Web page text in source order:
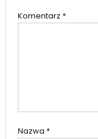
Komentarz *
Nazwa *